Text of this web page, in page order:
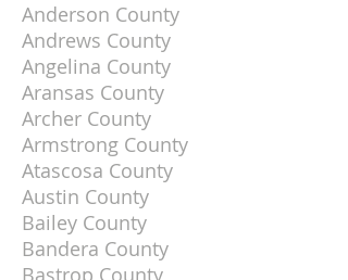
Anderson County
Andrews County
Angelina County
Aransas County
Archer County
Armstrong County
Atascosa County
Austin County
Bailey County
Bandera County
Bastrop County